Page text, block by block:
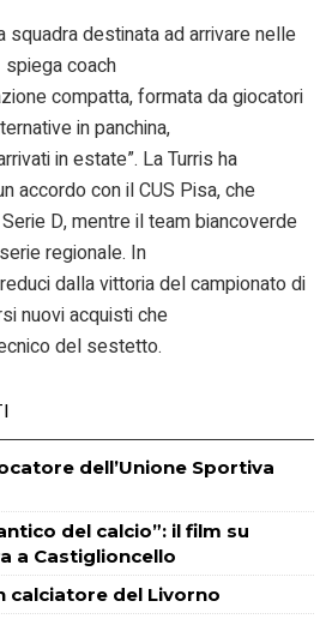
squadra destinata ad arrivare nelle
coach
compatta, formata da giocatori
in panchina,
in estate”. La Turris ha
accordo con il CUS Pisa, che
D, mentre il team biancoverde
regionale. In
dalla vittoria del campionato di
nuovi acquisti che
del sestetto.
dell’Unione Sportiva
del calcio”: il film su
a Castiglioncello
calciatore del Livorno